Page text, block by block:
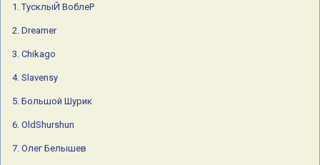
13. Sharpey
14. NORD WEST
15. Татьяна
16. Платон
1. ТусклыЙ ВоблеР
2. Dreamer
3. Chikago
4. Slavensy
5. Большой Шурик
6. OldShurshun
7. Олег Белышев